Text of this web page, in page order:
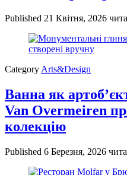
Published 21 Квітня, 2026
Category Arts&Design
Ванна як
Van Overmeiren
колекцію
Published 6 Березня, 2026